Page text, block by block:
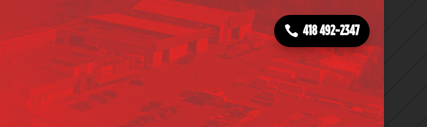
418 492-2347